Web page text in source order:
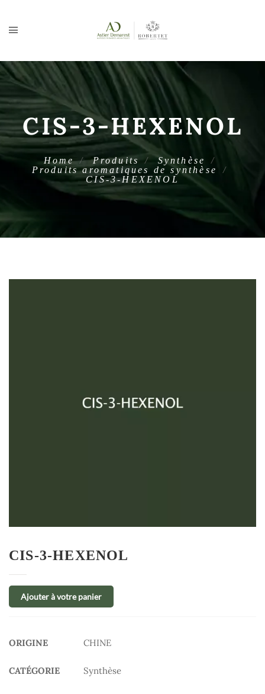
CIS-3-HEXENOL
Home Produits
Synthèse
Produits aromatiques de synthèse
CIS-3-HEXENOL
CIS-3-HEXENOL
Ajouter à votre panier
ORIGINE CHINE
CATÉGORIE Synthèse